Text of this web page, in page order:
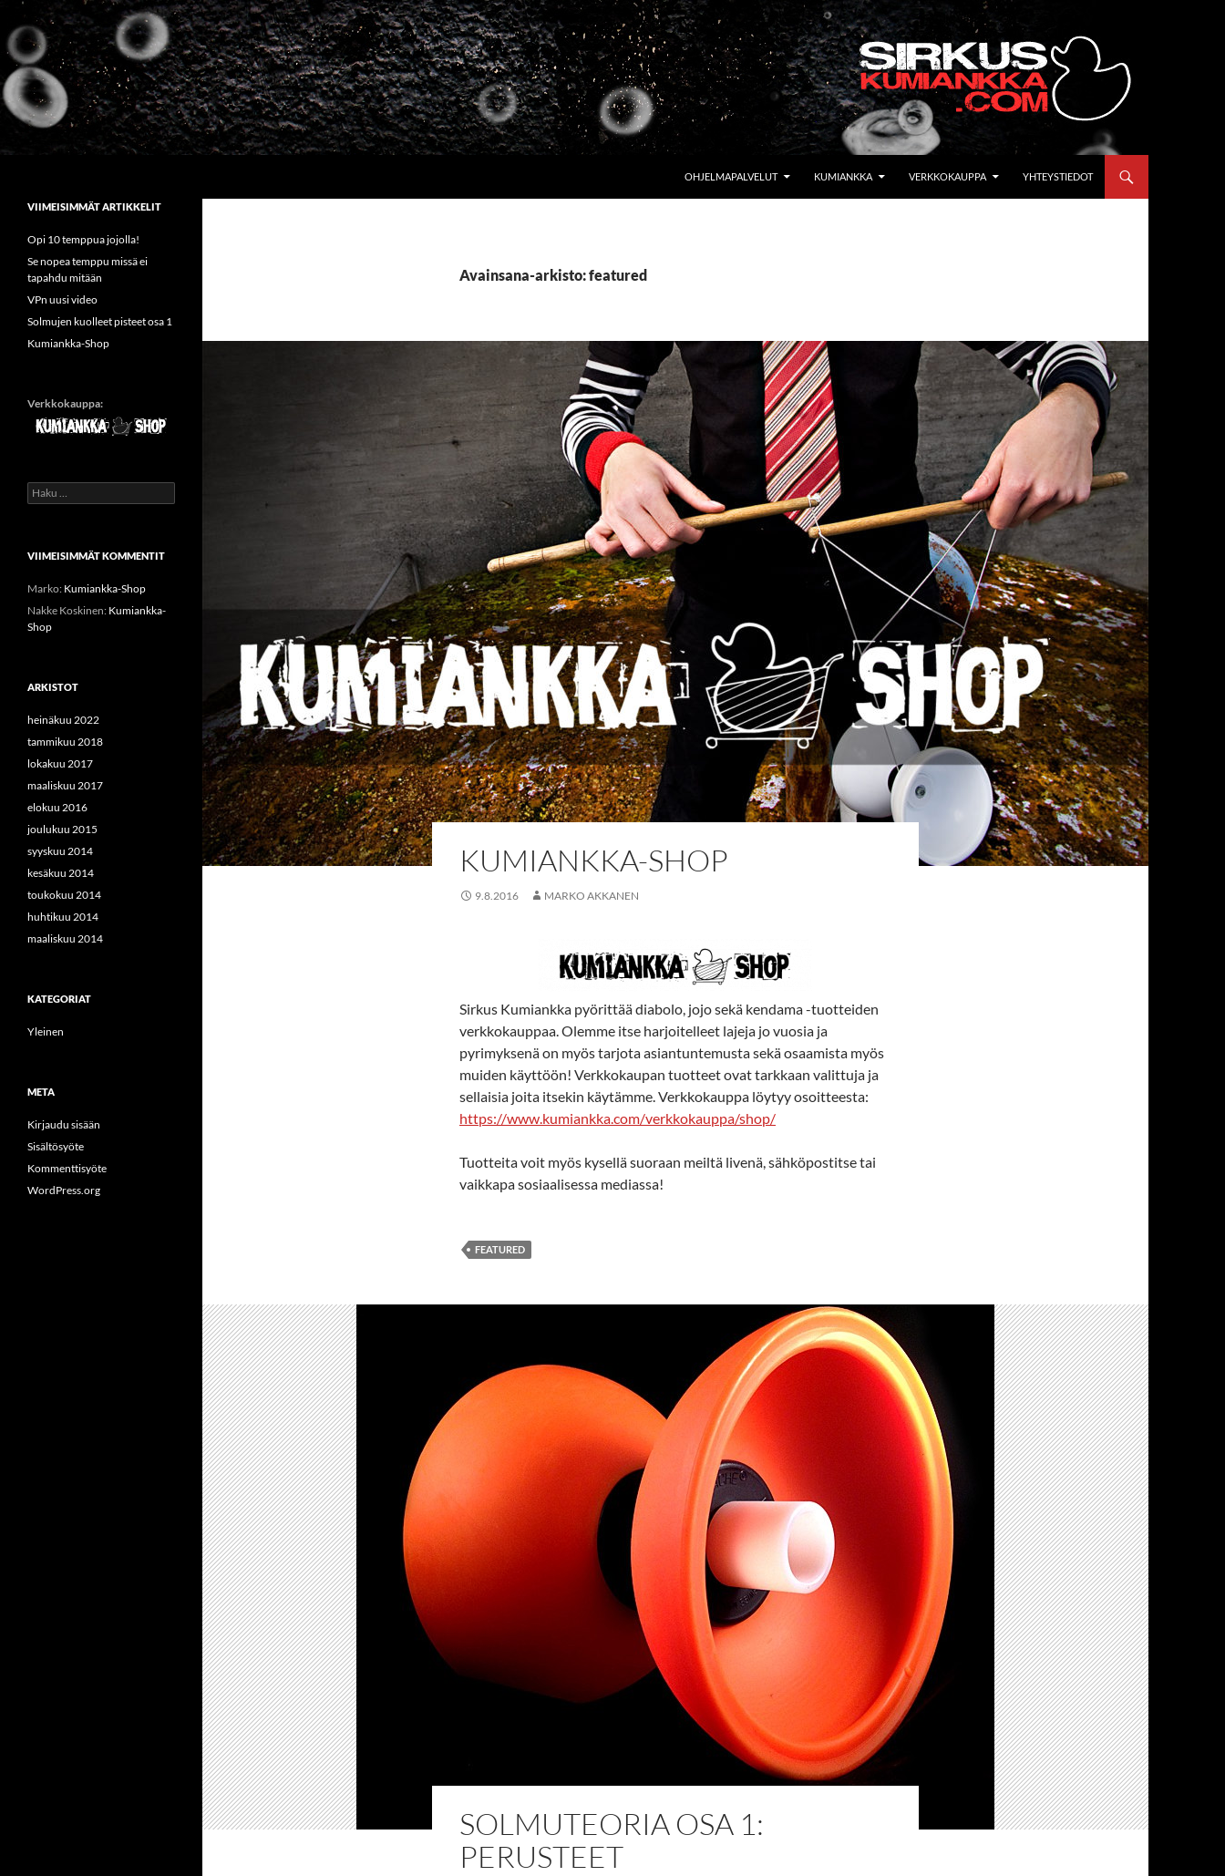
Siirry
sisältöön
OHJELMAPALVELUT KUMIANKKA VERKKOKAUPPA YHTEYSTIEDOT
Avainsana-arkisto: featured
KUMIANKKA-SHOP
9.8.2016 MARKO AKKANEN
Sirkus Kumiankka pyörittää diabolo, jojo sekä kendama -tuotteiden
verkkokauppaa. Olemme itse harjoitelleet lajeja jo vuosia ja
pyrimyksenä on myös tarjota asiantuntemusta sekä osaamista myös
muiden käyttöön! Verkkokaupan tuotteet ovat tarkkaan valittuja ja
sellaisia joita itsekin käytämme. Verkkokauppa löytyy osoitteesta:
https://www.kumiankka.com/verkkokauppa/shop/
Tuotteita voit myös kysellä suoraan meiltä livenä, sähköpostitse tai
vaikkapa sosiaalisessa mediassa!
FEATURED
SOLMUTEORIA OSA 1:
PERUSTEET
Sirkus Kumiankka
VIIMEISIMMÄT ARTIKKELIT
Opi 10 temppua jojolla!
Se nopea temppu missä ei
tapahdu mitään
VPn uusi video
Solmujen kuolleet pisteet osa 1
Kumiankka-Shop
Verkkokauppa:
Haku:
VIIMEISIMMÄT KOMMENTIT
Marko: Kumiankka-Shop
Nakke Koskinen: Kumiankka-
Shop
ARKISTOT
heinäkuu 2022
tammikuu 2018
lokakuu 2017
maaliskuu 2017
elokuu 2016
joulukuu 2015
syyskuu 2014
kesäkuu 2014
toukokuu 2014
huhtikuu 2014
maaliskuu 2014
KATEGORIAT
Yleinen
META
Kirjaudu sisään
Sisältösyöte
Kommenttisyöte
WordPress.org